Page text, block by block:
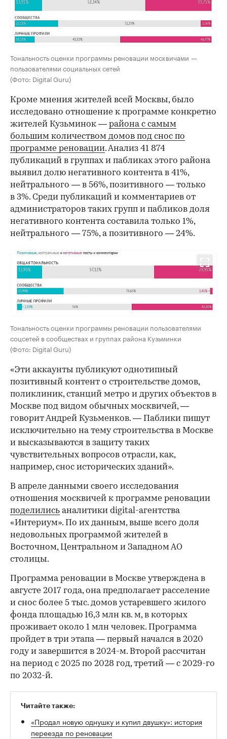
Тональность оценки программы реновации москвичами —
пользователями социальных сетей
(Фото: Digital Guru)
Кроме мнения жителей всей Москвы, было
исследовано отношение к программе конкретно
жителей Кузьминок — района с самым
большим количеством домов под снос по
программе реновации. Анализ 41 874
публикаций в группах и пабликах этого района
выявил долю негативного контента в 41%,
нейтрального — в 56%, позитивного — только
в 3%. Среди публикаций и комментариев от
администраторов таких групп и пабликов доля
негативного контента составила только 1%,
нейтрального — 75%, а позитивного — 24%.
Тональность оценки программы реновации пользователями
соцсетей в сообществах и группах района Кузьминки
(Фото: Digital Guru)
«Эти аккаунты публикуют однотипный
позитивный контент о строительстве домов,
поликлиник, станций метро и других объектов в
Москве под видом обычных москвичей, —
говорит Андрей Кузьменков. — Паблики пишут
исключительно на тему строительства в Москве
и высказываются в защиту таких
чувствительных вопросов отрасли, как,
например, снос исторических зданий».
В апреле данными своего исследования
отношения москвичей к программе реновации
поделились аналитики digital-агентства
«Интериум». По их данным, выше всего доля
недовольных программой жителей в
Восточном, Центральном и Западном АО
столицы.
Программа реновации в Москве утверждена в
августе 2017 года, она предполагает расселение
и снос более 5 тыс. домов устаревшего жилого
фонда площадью 16,3 млн кв. м, в которых
проживает около 1 млн человек. Программа
пройдет в три этапа — первый начался в 2020
году и завершится в 2024-м. Второй рассчитан
на период с 2025 по 2028 год, третий — с 2029-го
по 2032-й.
Читайте также:
«Продал новую однушку и купил двушку»: история
переезда по реновации